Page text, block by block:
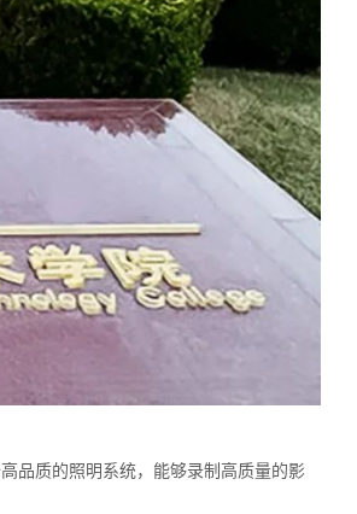
品质的照明系统，能够录制高质量的影